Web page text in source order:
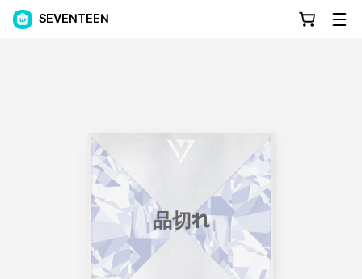
SEVENTEEN
品切れ